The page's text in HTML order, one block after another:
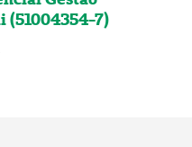
(51004354-7)